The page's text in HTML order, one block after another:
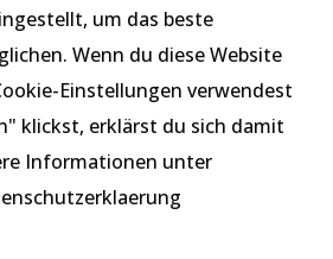
um das beste
Wenn du diese Website
Einstellungen verwendest
klickst, erklärst du sich damit
Informationen unter